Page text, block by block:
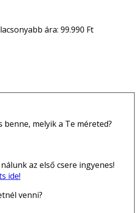
ára: 99.990 Ft
benne, melyik a Te méreted?
az első csere ingyenes!
ide!
venni?